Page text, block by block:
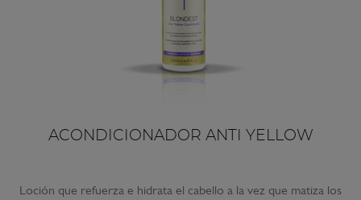
ACONDICIONADOR ANTI YELLOW
Loción que refuerza e hidrata el cabello a la vez que matiza los